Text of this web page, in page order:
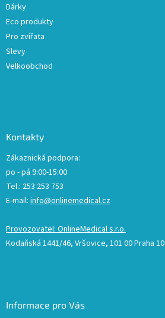
Dárky
Eco produkty
Pro zvířata
Slevy
Velkoobchod
Kontakty
Zákaznická podpora:
po - pá 9:00-15:00
Tel.: 253 253 753
E-mail: info@onlinemedical.cz
Provozovatel: OnlineMedical s.r.o.
Kodaňská 1441/46, Vršovice, 101 00 Praha 10
Informace pro Vás